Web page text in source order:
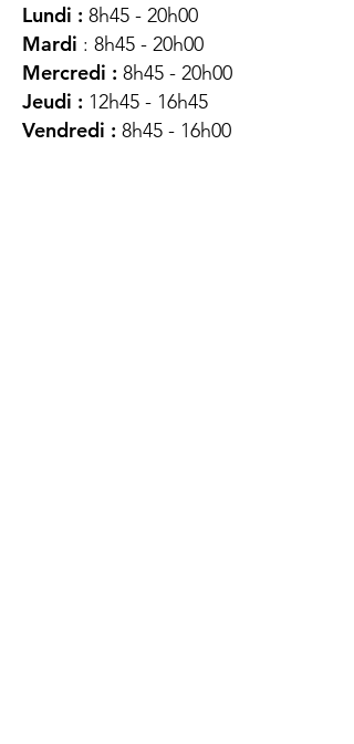
Lundi : 8h45 - 20h00
Mardi : 8h45 - 20h00
Mercredi : 8h45 - 20h00
Jeudi : 12h45 - 16h45
Vendredi : 8h45 - 16h00